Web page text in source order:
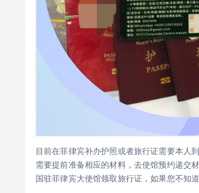
目前在菲律宾补办护照或者旅行证需要本人
需要提前准备相应的材料，去使馆预约递交
国驻菲律宾大使馆领取旅行证，如果您不知